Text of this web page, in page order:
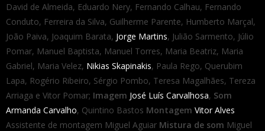
David de Almeida, Eduardo Nery, Fernando Calhau, Fernando
Conduto, Ferreira da Silva, Guilherme Parente, Humberto Marçal,
João Paiva, Joaquim Barata, Jorge Martins, Julião Sarmento, Júlio
Pomar, Manuel Baptista, Manuel Torres, Maria Beatriz, Maria
Gabriel, Maria Velez, Nikias Skapinakis, Paula Rego, Querubim
Lapa, Rogério Ribeiro, Sérgio Pombo, Teresa Magalhães, Tereza
Arriaga e Vitor Pomar; Imagem José Luís Carvalhosa, Som
Armanda Carvalho, Quintino Bastos Montagem Vitor Alves
Assistente de montagem Miguel Aguiar Mistura de som Miguel